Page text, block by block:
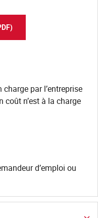
par l’entreprise
coût n’est à la charge
d’emploi ou